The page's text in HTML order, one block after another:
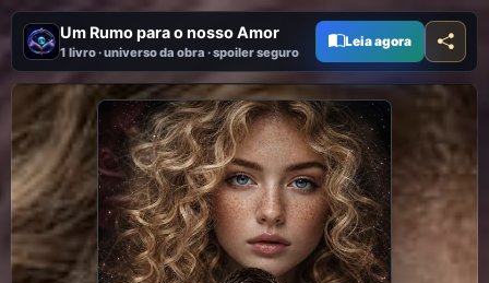
Um Rumo para o nosso Amor
1 livro · universo da obra · spoiler seguro
Leia agora